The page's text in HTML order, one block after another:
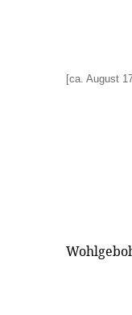
[ca. August